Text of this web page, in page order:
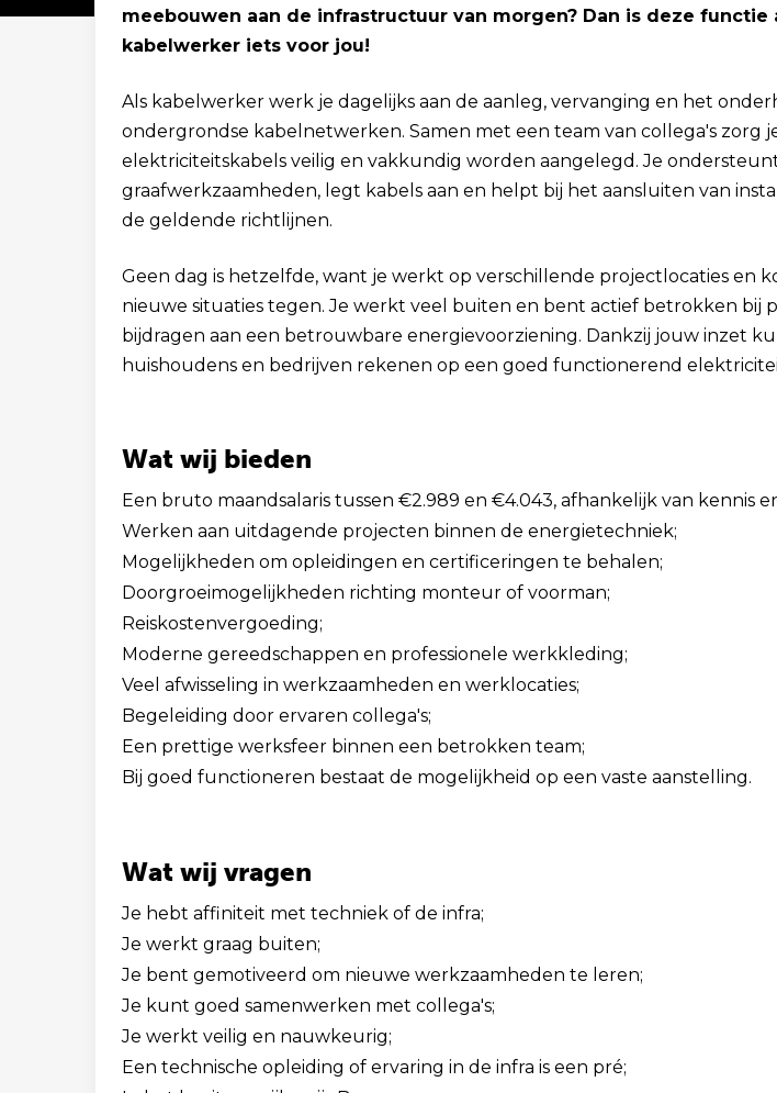
Solliciteer binnen 1 minuut
meebouwen aan de infrastructuur van morgen? Dan is deze functie
kabelwerker iets voor jou!
Als kabelwerker werk je dagelijks aan de aanleg, vervanging en het
ondergrondse kabelnetwerken. Samen met een team van collega's zorg
elektriciteitskabels veilig en vakkundig worden aangelegd. Je
graafwerkzaamheden, legt kabels aan en helpt bij het aansluiten van
de geldende richtlijnen.
Geen dag is hetzelfde, want je werkt op verschillende projectlocaties en
nieuwe situaties tegen. Je werkt veel buiten en bent actief betrokken bij
bijdragen aan een betrouwbare energievoorziening. Dankzij jouw inzet
huishoudens en bedrijven rekenen op een goed functionerend
Wat wij bieden
Een bruto maandsalaris tussen €2.989 en €4.043, afhankelijk van kennis
Werken aan uitdagende projecten binnen de energietechniek;
Mogelijkheden om opleidingen en certificeringen te behalen;
Doorgroeimogelijkheden richting monteur of voorman;
Reiskostenvergoeding;
Moderne gereedschappen en professionele werkkleding;
Veel afwisseling in werkzaamheden en werklocaties;
Begeleiding door ervaren collega's;
Een prettige werksfeer binnen een betrokken team;
Bij goed functioneren bestaat de mogelijkheid op een vaste aanstelling.
Wat wij vragen
Je hebt affiniteit met techniek of de infra;
Je werkt graag buiten;
Je bent gemotiveerd om nieuwe werkzaamheden te leren;
Je kunt goed samenwerken met collega's;
Je werkt veilig en nauwkeurig;
Een technische opleiding of ervaring in de infra is een pré;